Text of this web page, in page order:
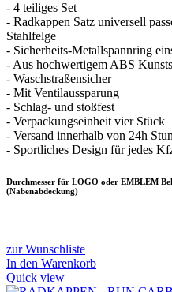
- 4 teiliges Set
- Radkappen Satz universell
Stahlfelge
- Sicherheits-Metallspannring
- Aus hochwertigem ABS
- Waschstraßensicher
- Mit Ventilaussparung
- Schlag- und stoßfest
- Verpackungseinheit vier Stück
- Versand innerhalb von 24h
- Sportliches Design für jedes
Durchmesser für LOGO oder EMBLEM
(Nabenabdeckung)
zur Wunschliste
In den Warenkorb
Quick view